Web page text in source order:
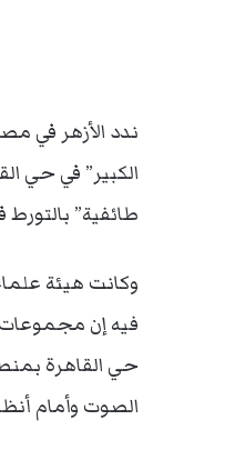
ندد الأزهر في
الكبير” في حي
طائفية”
وكانت هيئة
فيه إن مجموعات
حي القاهرة
الصوت وأمام